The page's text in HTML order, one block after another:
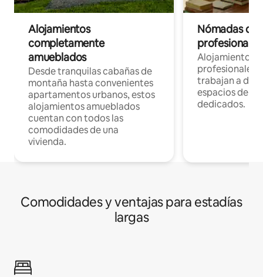
Alojamientos
completamente
amueblados
Desde tranquilas cabañas de
montaña hasta convenientes
apartamentos urbanos, estos
alojamientos amueblados
cuentan con todos las
comodidades de una
vivienda.
Nómadas
Alojamientos
profesionales
trabajan a
espacios de
dedicados.
Comodidades y ventajas para estadías
largas